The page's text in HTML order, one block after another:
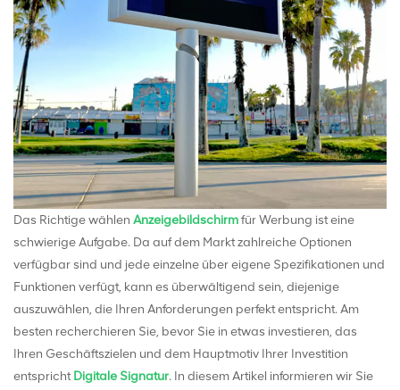
Das Richtige wählen Anzeigebildschirmfür Werbung ist eine
schwierige Aufgabe. Da auf dem Markt zahlreiche Optionen
verfügbar sind und jede einzelne über eigene Spezifikationen und
Funktionen verfügt, kann es überwältigend sein, diejenige
auszuwählen, die Ihren Anforderungen perfekt entspricht. Am
besten recherchieren Sie, bevor Sie in etwas investieren, das
Ihren Geschäftszielen und dem Hauptmotiv Ihrer Investition
entsprichtDigitale Signatur. In diesem Artikel informieren wir Sie